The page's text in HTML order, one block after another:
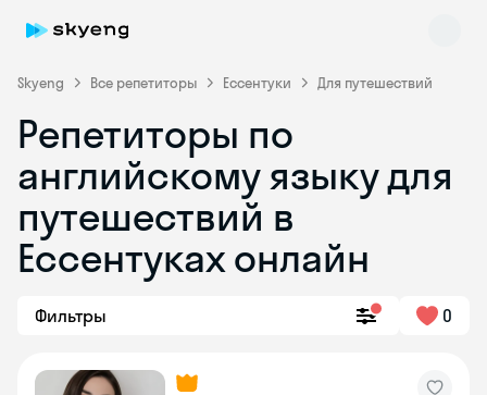
Skyeng Все репетиторы Ессентуки Для путешествий
Репетиторы по
английскому языку для
путешествий в
Ессентуках онлайн
Фильтры 0
Skyeng Chat